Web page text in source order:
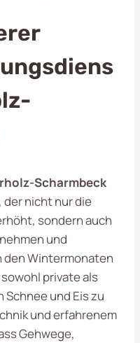
Scharmbeck
nicht nur die
sondern auch
und
den Wintermonaten
private als
und Eis zu
und erfahrenem
Gehwege,